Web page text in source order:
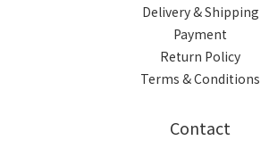
Delivery & Shipping
Payment
Return Policy
Terms & Conditions
Contact